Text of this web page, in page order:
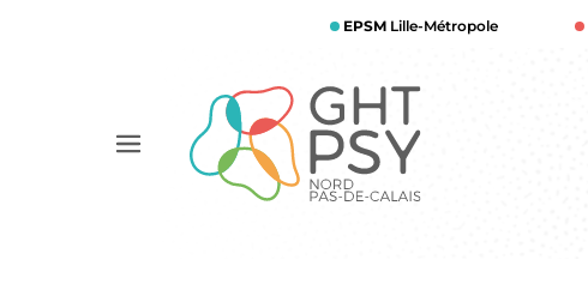
EPSM Lille-Métropole
Afficher